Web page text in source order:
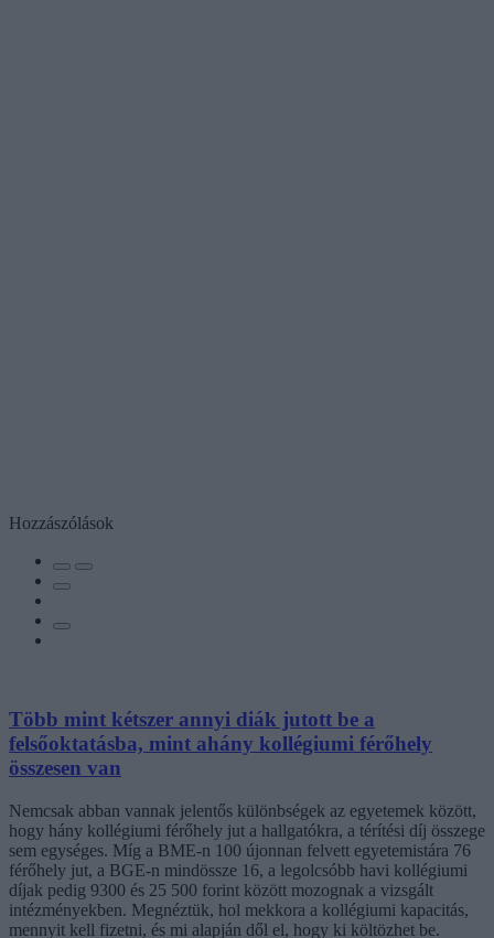
Hozzászólások
Több mint kétszer annyi diák jutott be a
felsőoktatásba, mint ahány kollégiumi férőhely
összesen van
Nemcsak abban vannak jelentős különbségek az egyetemek között,
hogy hány kollégiumi férőhely jut a hallgatókra, a térítési díj összege
sem egységes. Míg a BME-n 100 újonnan felvett egyetemistára 76
férőhely jut, a BGE-n mindössze 16, a legolcsóbb havi kollégiumi
díjak pedig 9300 és 25 500 forint között mozognak a vizsgált
intézményekben. Megnéztük, hol mekkora a kollégiumi kapacitás,
mennyit kell fizetni, és mi alapján dől el, hogy ki költözhet be.